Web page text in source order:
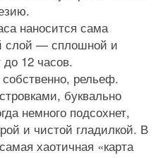
наносится сама
слой — сплошной и
12 часов.
рельеф.
буквально
немного подсохнет,
и чистой гладилкой. В
хаотичная «карта